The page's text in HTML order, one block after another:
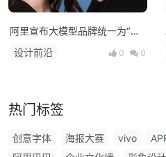
阿里宣布大模型品牌统一为“千
问”，并发布首款AI硬件产品千
问AI眼镜
设计前沿 0 0
热门标签
创意字体 海报大赛 vivo